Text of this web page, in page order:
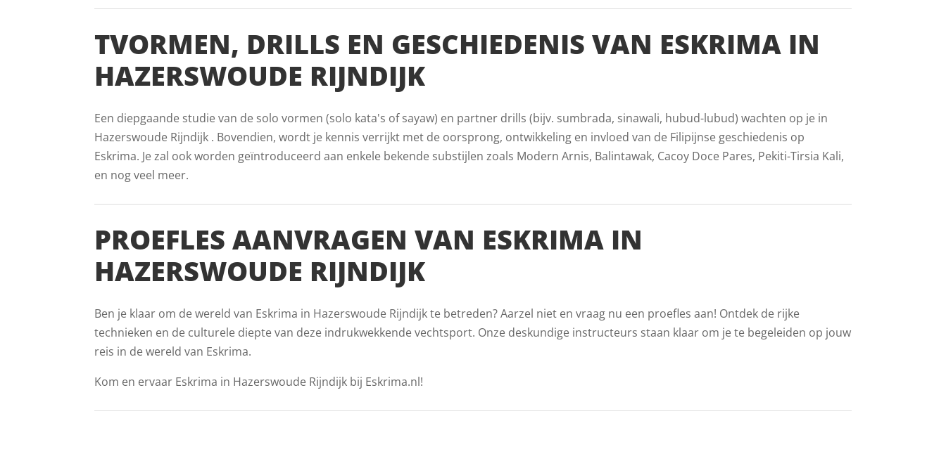
TVORMEN, DRILLS EN GESCHIEDENIS VAN ESKRIMA IN
HAZERSWOUDE RIJNDIJK
Een diepgaande studie van de solo vormen (solo kata's of sayaw) en partner drills (bijv. sumbrada, sinawali, hubud-lubud) wachten op je in
Hazerswoude Rijndijk . Bovendien, wordt je kennis verrijkt met de oorsprong, ontwikkeling en invloed van de Filipijnse geschiedenis op
Eskrima. Je zal ook worden geïntroduceerd aan enkele bekende substijlen zoals Modern Arnis, Balintawak, Cacoy Doce Pares, Pekiti-Tirsia Kali,
en nog veel meer.
PROEFLES AANVRAGEN VAN ESKRIMA IN
HAZERSWOUDE RIJNDIJK
Ben je klaar om de wereld van Eskrima in Hazerswoude Rijndijk te betreden? Aarzel niet en vraag nu een proefles aan! Ontdek de rijke
technieken en de culturele diepte van deze indrukwekkende vechtsport. Onze deskundige instructeurs staan klaar om je te begeleiden op jouw
reis in de wereld van Eskrima.
Kom en ervaar Eskrima in Hazerswoude Rijndijk bij Eskrima.nl!